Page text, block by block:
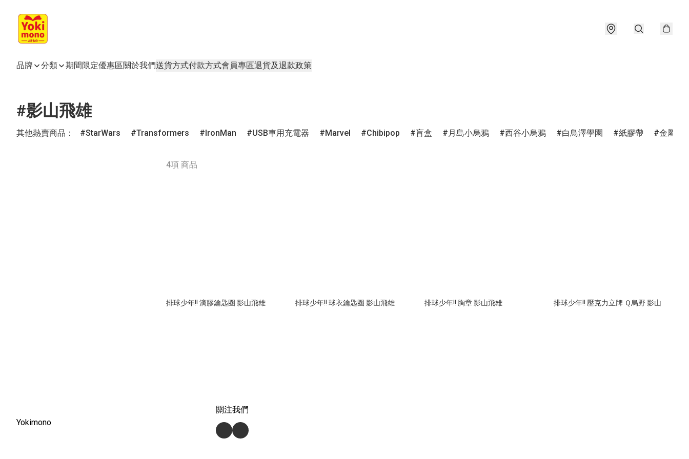
品牌 分類 期間限定優惠區關於我們送貨方式付款方式會員專區退貨及退款政策
#影山飛雄
其他熱賣商品： StarWars Transformers IronMan USB車用充電器 Marvel Chibipop 盲盒 月島小烏鴉 西谷小烏鴉 白鳥澤學園 紙膠帶 金屬書
4項 商品
排球少年!! 滴膠鑰匙圈 影山飛雄 排球少年!! 球衣鑰匙圈 影山飛雄 排球少年!! 胸章 影山飛雄 排球少年!! 壓克力立牌 Ｑ烏野 影山
Yokimono
關注我們